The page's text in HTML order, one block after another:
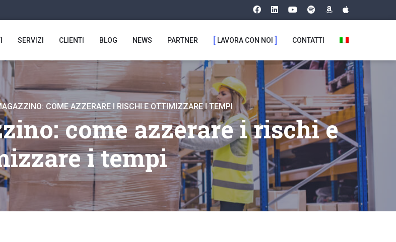
SERVIZI CLIENTI BLOG NEWS PARTNER LAVORA CON NOI CONTATTI
COME AZZERARE I RISCHI E OTTIMIZZARE I TEMPI
come azzerare i rischi e
i tempi